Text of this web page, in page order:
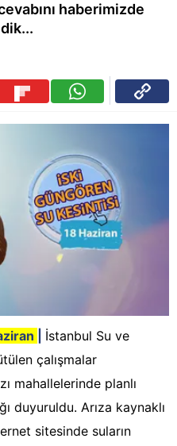
haberimizde
İstanbul Su ve
çalışmalar
mahallelerinde planlı
duyuruldu. Arıza kaynaklı
sitesinde suların